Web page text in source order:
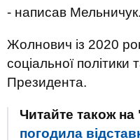
- написав Мельничук.
Жолнович із 2020
соціальної
Президента.
Читайте також
погодила